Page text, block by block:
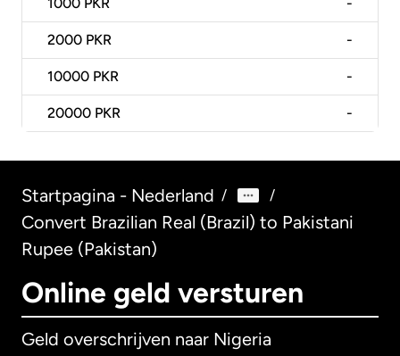
1000 PKR -
2000 PKR -
10000 PKR -
20000 PKR -
Startpagina - Nederland / /
Convert Brazilian Real (Brazil) to Pakistani
Rupee (Pakistan)
Online geld versturen
Geld overschrijven naar Nigeria